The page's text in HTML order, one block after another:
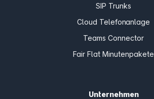
SIP Trunks
Cloud Telefonanlage
Teams Connector
Fair Flat Minutenpakete
Unternehmen